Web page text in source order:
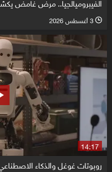
l 3 أغسطس 2026
14:17
روبوتات غوغل والذكاء